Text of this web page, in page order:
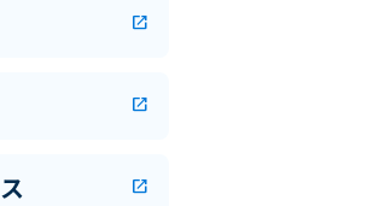
open_in_new
open_in_new
open_in_new